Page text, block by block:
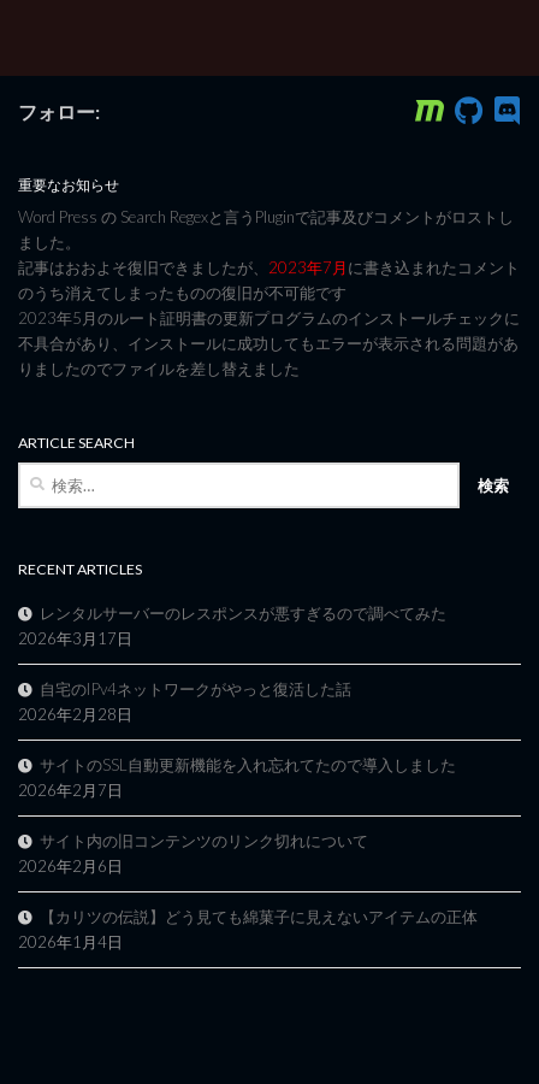
フォロー:
重要なお知らせ
Word Press の Search Regexと言うPluginで記事及びコメントがロストし
ました。
記事はおおよそ復旧できましたが、 2023年7月に書き込まれたコメント
のうち消えてしまったものの復旧が不可能です
2023年5月のルート証明書の更新プログラムのインストールチェックに
不具合があり、インストールに成功してもエラーが表示される問題があ
りましたのでファイルを差し替えました
ARTICLE SEARCH
検
RECENT ARTICLES
レンタルサーバーのレスポンスが悪すぎるので調べてみた
2026年3月17日
自宅のIPv4ネットワークがやっと復活した話
2026年2月28日
サイトのSSL自動更新機能を入れ忘れてたので導入しました
2026年2月7日
サイト内の旧コンテンツのリンク切れについて
2026年2月6日
【カリツの伝説】どう見ても綿菓子に見えないアイテムの正体
2026年1月4日